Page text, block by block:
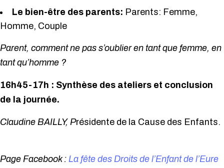
Le bien-être des parents: Parents: Femme,
Homme, Couple
Parent, comment ne pas s’oublier en tant que femme, en
tant qu’homme ?
16h45-17h : Synthèse des ateliers et conclusion
de la journée.
Claudine BAILLY, Présidente de la Cause des Enfants.
Page Facebook : La fête des Droits de l’Enfant de l’Eure